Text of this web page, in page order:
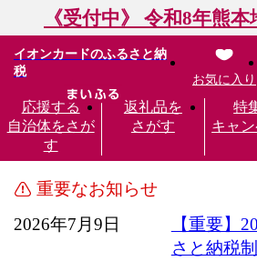
《受付中》 令和8年熊
イオンカードのふるさと納
税
応援する
自治体をさが
す
返礼品を
さがす
特
キャ
お気に入り
重要なお知らせ
2026年7月9日
【重要】
さと納税